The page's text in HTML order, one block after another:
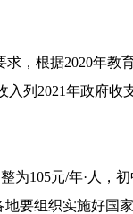
求，根据2020年教
列2021年政府收
为105元/年·人，
地要组织实施好国